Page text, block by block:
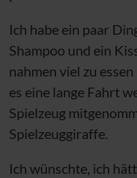
Ich habe ein paar
Shampoo und ein
nahmen viel zu
es eine lange Fahrt
Spielzeug
Spielzeuggiraffe.
Ich wünschte, ich